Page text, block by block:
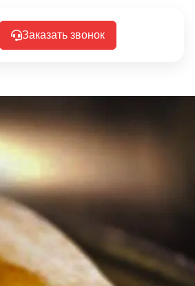
Заказать звонок